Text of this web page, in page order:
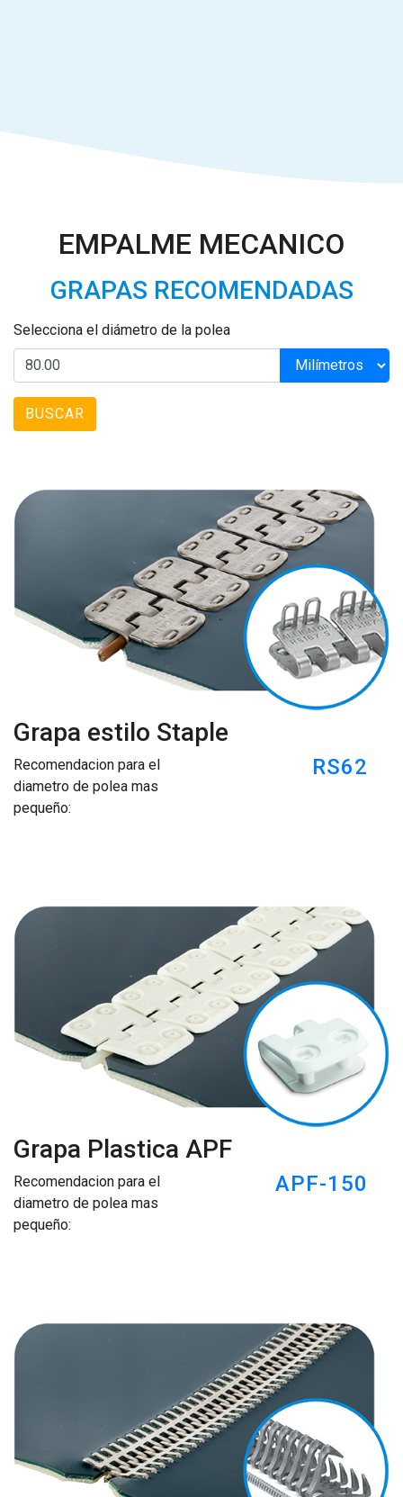
EMPALME MECANICO
GRAPAS RECOMENDADAS
Selecciona el diámetro de la polea
BUSCAR
Grapa estilo Staple
Recomendacion para el
diametro de polea mas
pequeño:
RS62
Grapa Plastica APF
Recomendacion para el
diametro de polea mas
pequeño:
APF-150